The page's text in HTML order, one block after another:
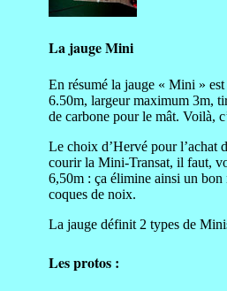
La jauge Mini
En résumé la jauge « Mini »
6.50m, largeur maximum 3m,
de carbone pour le mât. Voilà,
Le choix d’Hervé pour l’achat
courir la Mini-Transat, il faut,
6,50m : ça élimine ainsi un bon
coques de noix.
La jauge définit 2 types de
Les protos :